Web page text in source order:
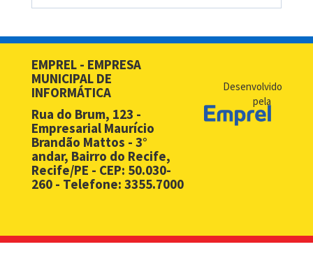
BPM - Cadastro Simplificado para Contribuintes de Outros
BPM - Desbloqueio de Senha Web - PF
BPM - Desbloqueio de Senha Web - PJ
BPM - Licença Premio
BPM - Monitoramento Áreas de Risco
EMPREL - EMPRESA
MUNICIPAL DE
INFORMÁTICA
Rua do Brum, 123 -
Empresarial Maurício
Brandão Mattos - 3°
andar, Bairro do Recife,
Recife/PE - CEP: 50.030-
260 - Telefone: 3355.7000
Desenvolvido
pela